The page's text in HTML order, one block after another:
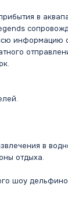
в
информацию
в
отдыха.
шоу